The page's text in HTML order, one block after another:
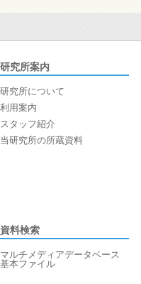
研究所案内
研究所について
利用案内
スタッフ紹介
当研究所の所蔵資料
資料検索
マルチメディアデータベース
基本ファイル